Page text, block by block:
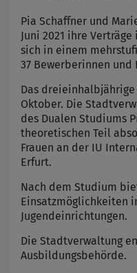
Pia Schaffner und
Juni 2021 ihre
sich in einem
37 Bewerberinnen
Das
Oktober. Die
des Dualen Studiums
theoretischen Teil
Frauen an der IU
Erfurt.
Nach dem Studium
Einsatzmöglichkeiten
Jugendeinrichtungen.
Die Stadtverwaltung
Ausbildungsbehörde.